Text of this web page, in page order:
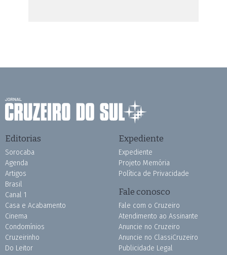
Editorias
Sorocaba
Agenda
Artigos
Brasil
Canal 1
Casa e Acabamento
Cinema
Condomínios
Cruzeirinho
Do Leitor
Expediente
Expediente
Projeto Memória
Política de Privacidade
Fale conosco
Fale com o Cruzeiro
Atendimento ao Assinante
Anuncie no Cruzeiro
Anuncie no ClassiCruzeiro
Publicidade Legal